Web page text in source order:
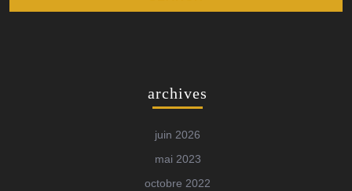
archives
juin 2026
mai 2023
octobre 2022